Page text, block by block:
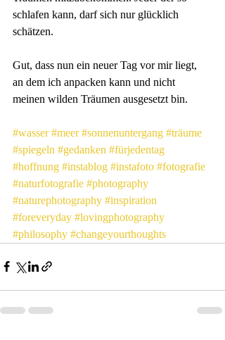
schlafen kann, darf sich nur glücklich
schätzen.
Gut, dass nun ein neuer Tag vor mir liegt,
an dem ich anpacken kann und nicht
meinen wilden Träumen ausgesetzt bin.
#wasser #meer #sonnenuntergang #träume
#spiegeln #gedanken #fürjedentag
#hoffnung #instablog #instafoto #fotografie
#naturfotografie #photography
#naturephotography #inspiration
#foreveryday #lovingphotography
#philosophy #changeyourthoughts